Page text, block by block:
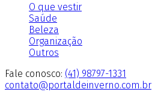
O que vestir
Saúde
Beleza
Organização
Outros
Fale conosco: (41) 98797-1331
contato@portaldeinverno.com.br